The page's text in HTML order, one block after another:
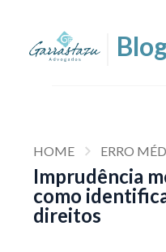
HOME ERRO
Imprudência
como
direitos